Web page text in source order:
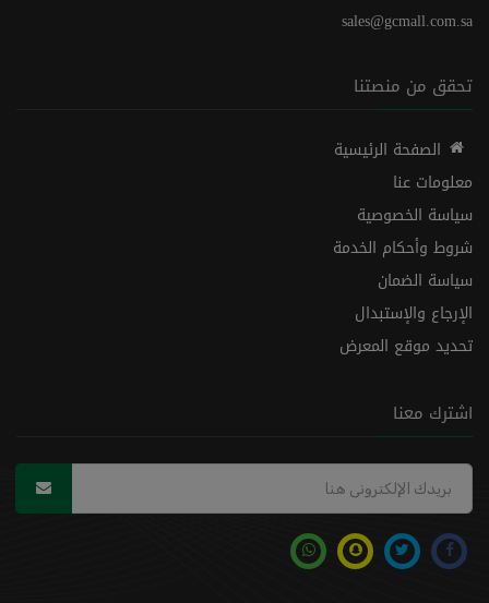
sales@gcmall.com.sa
تحقق من منصتنا
الصفحة الرئيسية
معلومات عنا
سياسة الخصوصية
شروط وأحكام الخدمة
سياسة الضمان
الإرجاع والإستبدال
تحديد موقع المعرض
اشترك معنا